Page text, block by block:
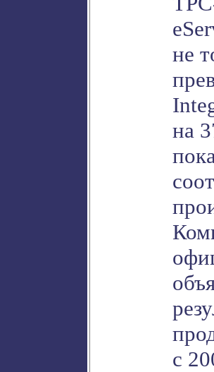
не
на
с